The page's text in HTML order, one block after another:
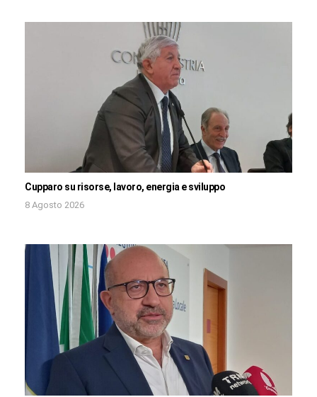
Cupparo su risorse, lavoro, energia e sviluppo
8 Agosto 2026